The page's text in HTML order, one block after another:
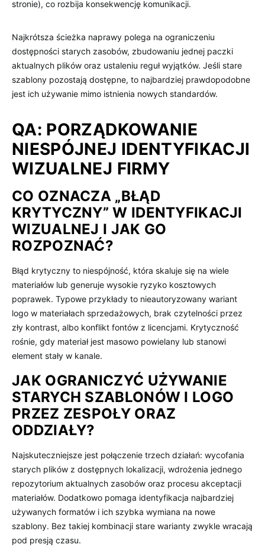
stronie), co rozbija konsekwencję komunikacji.
Najkrótsza ścieżka naprawy polega na ograniczeniu
dostępności starych zasobów, zbudowaniu jednej paczki
aktualnych plików oraz ustaleniu reguł wyjątków. Jeśli stare
szablony pozostają dostępne, to najbardziej prawdopodobne
jest ich używanie mimo istnienia nowych standardów.
QA: PORZĄDKOWANIE
NIESPÓJNEJ IDENTYFIKACJI
WIZUALNEJ FIRMY
CO OZNACZA „BŁĄD
KRYTYCZNY” W IDENTYFIKACJI
WIZUALNEJ I JAK GO
ROZPOZNAĆ?
Błąd krytyczny to niespójność, która skaluje się na wiele
materiałów lub generuje wysokie ryzyko kosztowych
poprawek. Typowe przykłady to nieautoryzowany wariant
logo w materiałach sprzedażowych, brak czytelności przez
zły kontrast, albo konflikt fontów z licencjami. Krytyczność
rośnie, gdy materiał jest masowo powielany lub stanowi
element stały w kanale.
JAK OGRANICZYĆ UŻYWANIE
STARYCH SZABLONÓW I LOGO
PRZEZ ZESPOŁY ORAZ
ODDZIAŁY?
Najskuteczniejsze jest połączenie trzech działań: wycofania
starych plików z dostępnych lokalizacji, wdrożenia jednego
repozytorium aktualnych zasobów oraz procesu akceptacji
materiałów. Dodatkowo pomaga identyfikacja najbardziej
używanych formatów i ich szybka wymiana na nowe
szablony. Bez takiej kombinacji stare warianty zwykle wracają
pod presją czasu.